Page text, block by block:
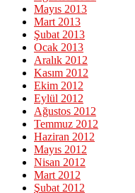
Mayıs 2013
Mart 2013
Şubat 2013
Ocak 2013
Aralık 2012
Kasım 2012
Ekim 2012
Eylül 2012
Ağustos 2012
Temmuz 2012
Haziran 2012
Mayıs 2012
Nisan 2012
Mart 2012
Şubat 2012